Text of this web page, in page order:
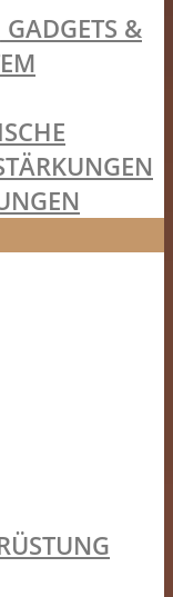
&